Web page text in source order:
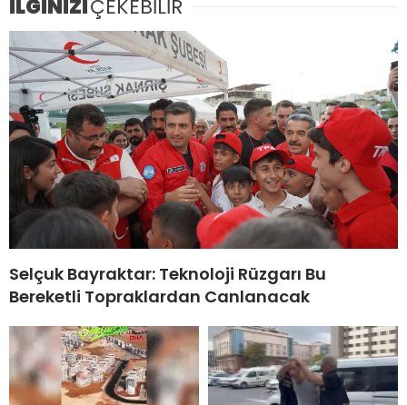
İLGİNİZİÇEKEBİLİR
Selçuk Bayraktar: Teknoloji Rüzgarı Bu
Bereketli Topraklardan Canlanacak